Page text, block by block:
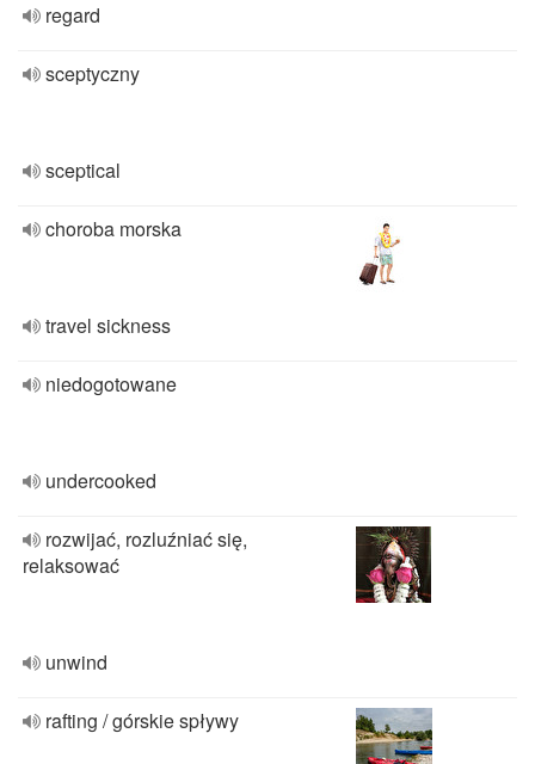
regard
sceptyczny
sceptical
choroba morska
travel sickness
niedogotowane
undercooked
rozwijać, rozluźniać się,
relaksować
unwind
rafting / górskie spływy